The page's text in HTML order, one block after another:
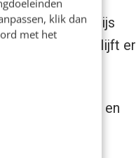
klik dan
met het
dat je je prijs
– dan blijft er
aantal taal- en